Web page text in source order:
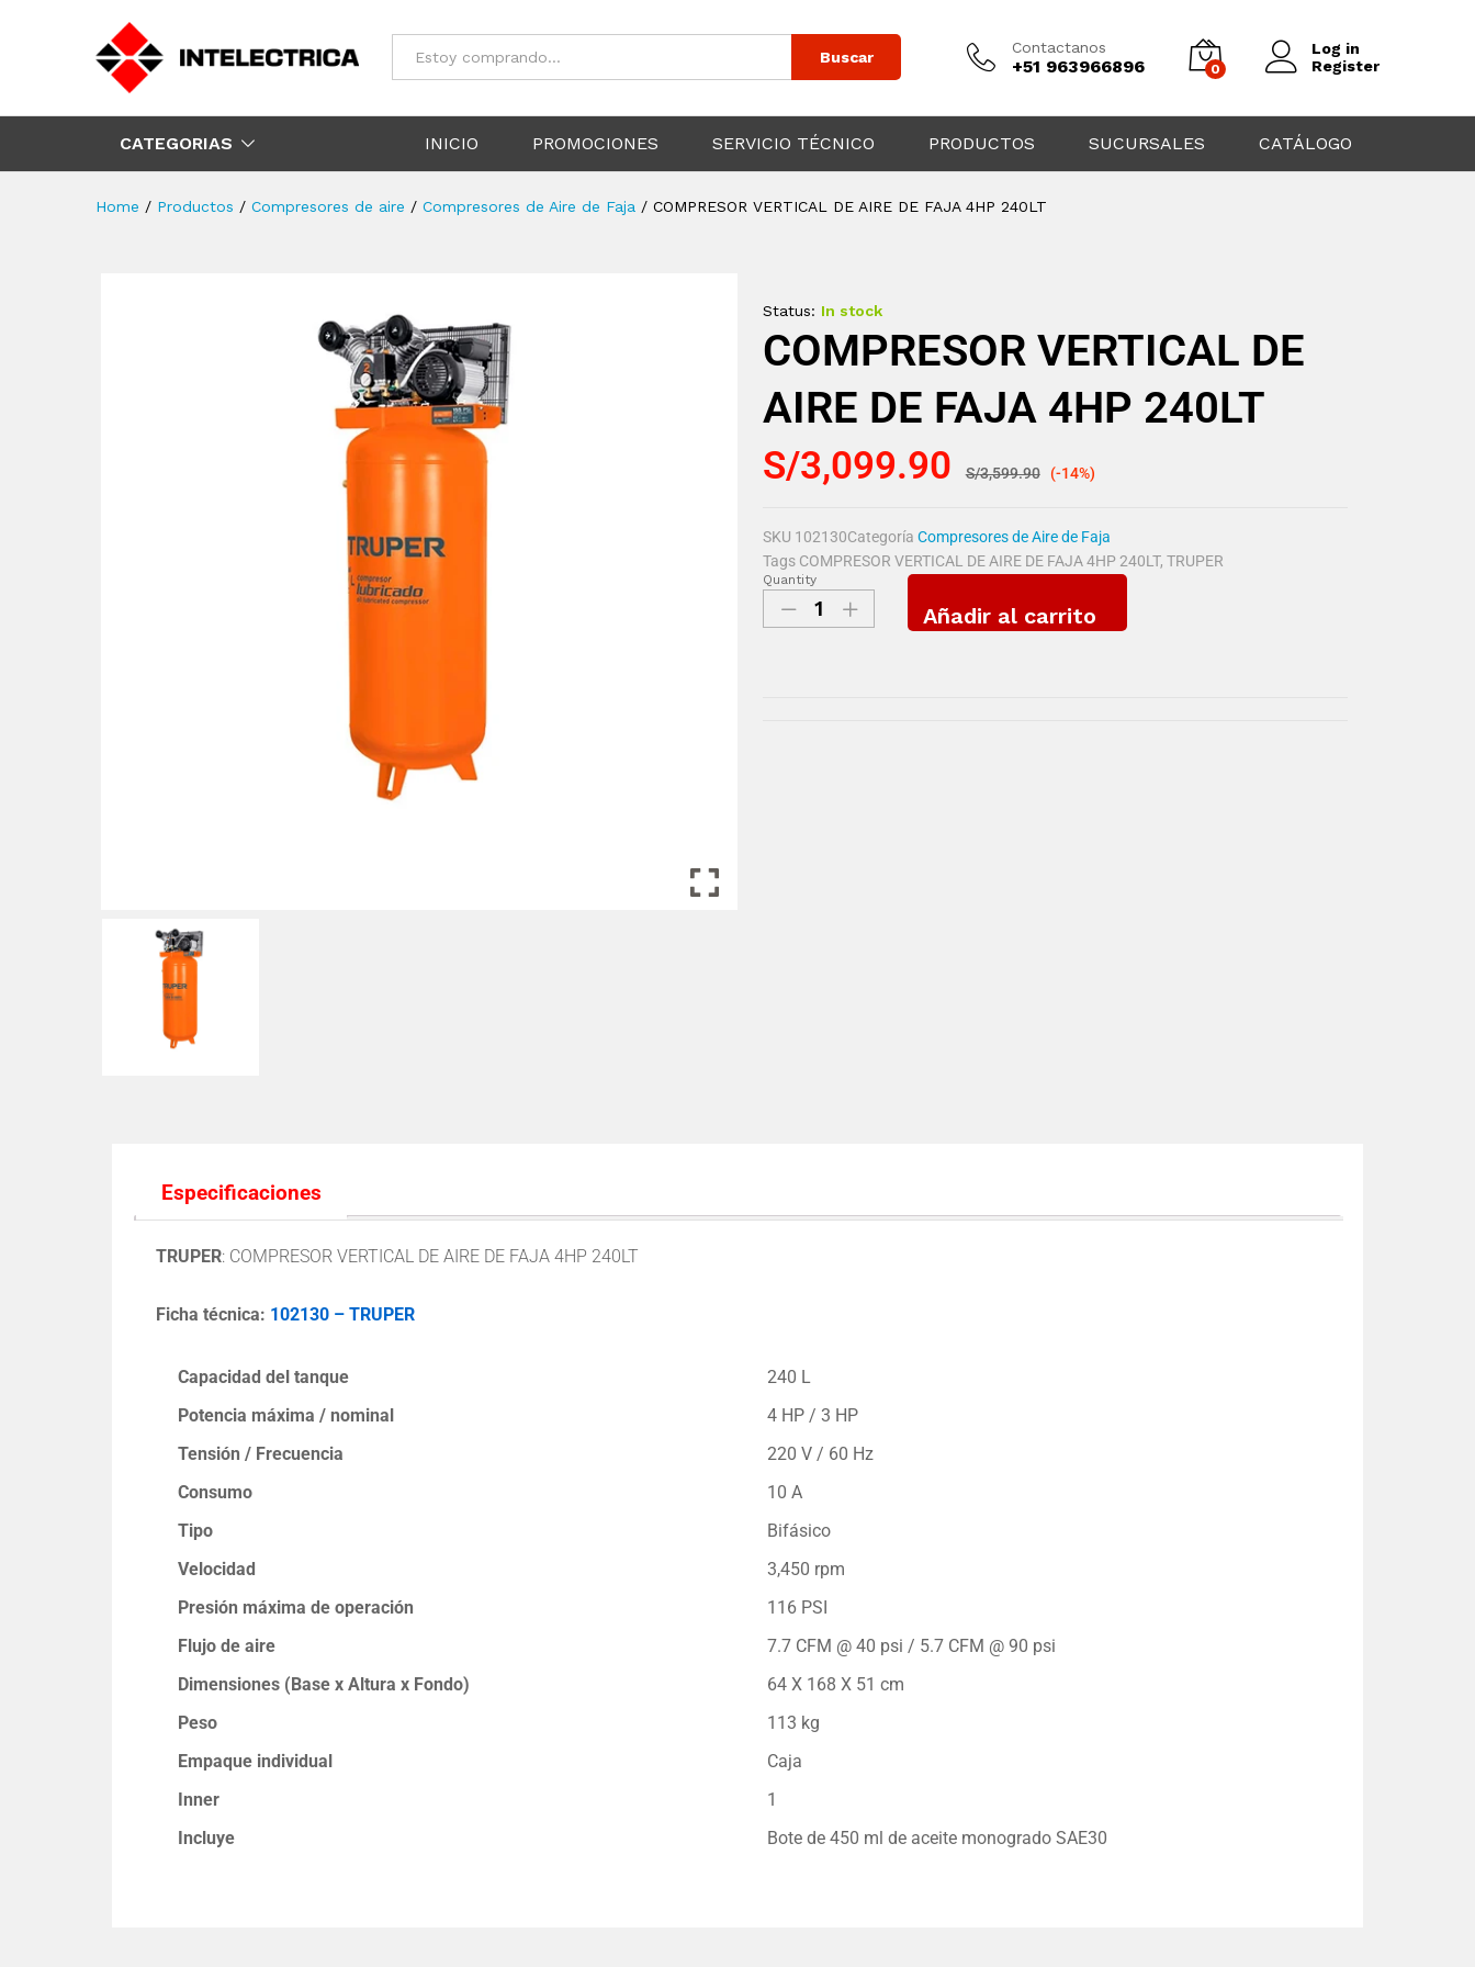
Todos Buscar
Contactanos
+51 963966896 0
Log in
Register
CATEGORIAS INICIO PROMOCIONES SERVICIO TÉCNICO PRODUCTOS SUCURSALES CATÁLOGO
Home / Productos / Compresores de aire / Compresores de Aire de Faja / COMPRESOR VERTICAL DE AIRE DE FAJA 4HP 240LT
Status: In stock
COMPRESOR VERTICAL DE
AIRE DE FAJA 4HP 240LT
S/3,099.90 S/3,599.90 (-14%)
SKU 102130Categoría Compresores de Aire de Faja
Tags COMPRESOR VERTICAL DE AIRE DE FAJA 4HP 240LT, TRUPER
Quantity
Añadir al carrito
Especificaciones
TRUPER: COMPRESOR VERTICAL DE AIRE DE FAJA 4HP 240LT
Ficha técnica: 102130 – TRUPER
Capacidad del tanque
240 L
Potencia máxima / nominal
4 HP / 3 HP
Tensión / Frecuencia
220 V / 60 Hz
Consumo
10 A
Tipo
Bifásico
Velocidad
3,450 rpm
Presión máxima de operación
116 PSI
Flujo de aire
7.7 CFM @ 40 psi / 5.7 CFM @ 90 psi
Dimensiones (Base x Altura x Fondo)
64 X 168 X 51 cm
Peso
113 kg
Empaque individual
Caja
Inner
1
Incluye
Bote de 450 ml de aceite monogrado SAE30